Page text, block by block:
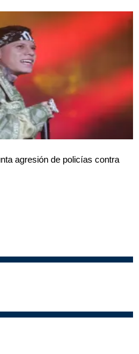
agresión de policías contra